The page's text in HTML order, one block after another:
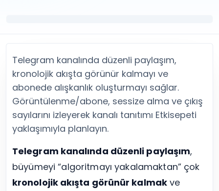
Twitter (X) Video İzlenme Satın Al
YouTube
YouTube Abone Satın Al
YouTube Beğeni Satın Al
YouTube İzlenme Satın Al
YouTube Yorum Satın Al
Tümünü Gör
Facebook
Facebook Takipçi Satın Al
Facebook Yorum Satın Al
Facebook Video İzlenme Satın Al
Diğer ücretsiz araçlar
LinkedIn Araçları
Spotify Araçları
Telegram Araçları
Twitch Araçları
SoundCloud Araçları
Snapchat Araçları
Tümünü Gör
Telegram kanalında düzenli paylaşım,
kronolojik akışta görünür kalmayı ve
abonede alışkanlık oluşturmayı sağlar.
Görüntülenme/abone, sessize alma ve çıkış
sayılarını izleyerek kanalı tanıtımı Etkisepeti
yaklaşımıyla planlayın.
Telegram kanalında düzenli paylaşım,
büyümeyi “algoritmayı yakalamaktan” çok
kronolojik akışta görünür kalmakve